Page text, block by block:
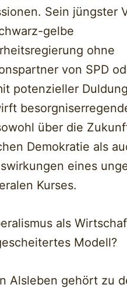
Sein jüngster
gelbe
ohne
von SPD
potenzieller
über die
Demokratie als
eines
Kurses.
als
Modell?
Alsleben gehört zu